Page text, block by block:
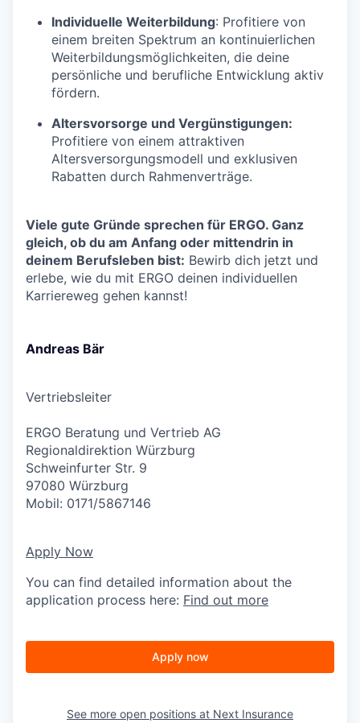
Individuelle Weiterbildung: Profitiere von
einem breiten Spektrum an kontinuierlichen
Weiterbildungsmöglichkeiten, die deine
persönliche und berufliche Entwicklung aktiv
fördern.
Altersvorsorge und Vergünstigungen:
Profitiere von einem attraktiven
Altersversorgungsmodell und exklusiven
Rabatten durch Rahmenverträge.
Viele gute Gründe sprechen für ERGO. Ganz
gleich, ob du am Anfang oder mittendrin in
deinem Berufsleben bist: Bewirb dich jetzt und
erlebe, wie du mit ERGO deinen individuellen
Karriereweg gehen kannst!
Andreas Bär
Vertriebsleiter
ERGO Beratung und Vertrieb AG
Regionaldirektion Würzburg
Schweinfurter Str. 9
97080 Würzburg
Mobil: 0171/5867146
Apply Now
You can find detailed information about the
application process here: Find out more
Apply now
See more open positions at Next Insurance